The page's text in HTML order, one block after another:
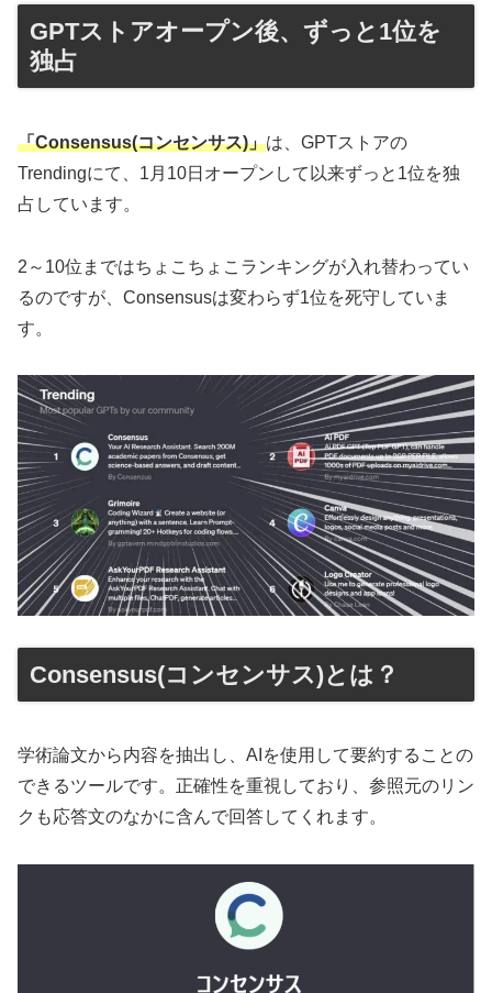
GPTストアオープン後、ずっと1位を
独占
「Consensus(コンセンサス)」は、GPTストアの
Trendingにて、1月10日オープンして以来ずっと1位を独
占しています。
2～10位まではちょこちょこランキングが入れ替わってい
るのですが、Consensusは変わらず1位を死守していま
す。
Consensus(コンセンサス)とは？
学術論文から内容を抽出し、AIを使用して要約することの
できるツールです。正確性を重視しており、参照元のリン
クも応答文のなかに含んで回答してくれます。